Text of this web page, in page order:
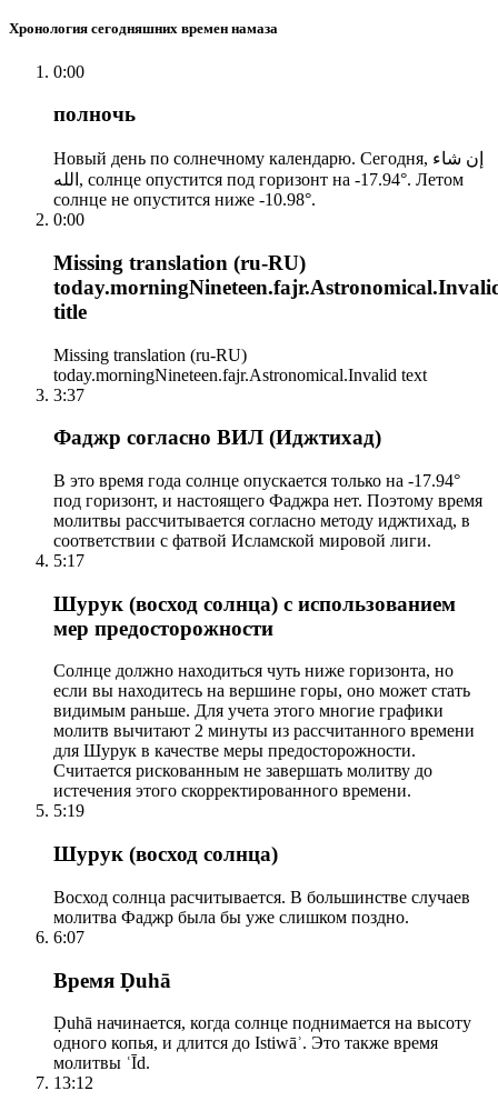
Хронология сегодняшних времен намаза
0:00
полночь
Новый день по солнечному календарю. Сегодня, إن شاء
الله, солнце опустится под горизонт на -17.94°. Летом
солнце не опустится ниже -10.98°.
0:00
Missing translation (ru-RU)
title
Missing translation (ru-RU)
today.morningNineteen.fajr.Astronomical.Invalid text
3:37
Фаджр согласно ВИЛ (Иджтихад)
В это время года солнце опускается только на -17.94°
под горизонт, и настоящего Фаджра нет. Поэтому время
молитвы рассчитывается согласно методу иджтихад, в
соответствии с фатвой Исламской мировой лиги.
5:17
Шурук (восход солнца) с использованием
мер предосторожности
Солнце должно находиться чуть ниже горизонта, но
если вы находитесь на вершине горы, оно может стать
видимым раньше. Для учета этого многие графики
молитв вычитают 2 минуты из рассчитанного времени
для Шурук в качестве меры предосторожности.
Считается рискованным не завершать молитву до
истечения этого скорректированного времени.
5:19
Шурук (восход солнца)
Восход солнца расчитывается. В большинстве случаев
молитва Фаджр была бы уже слишком поздно.
6:07
Время Ḍuhā
Ḍuhā начинается, когда солнце поднимается на высоту
одного копья, и длится до Istiwāʾ. Это также время
молитвы ʿĪd.
13:12